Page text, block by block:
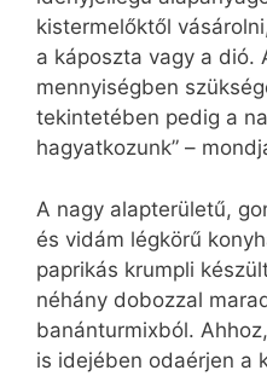
kistermelőktől
a káposzta vagy a dió.
mennyiségben
tekintetében pedig a
hagyatkozunk” –
A nagy alapterületű,
és vidám légkörű
paprikás krumpli
néhány dobozzal
banánturmixból.
is idejében odaérjen a